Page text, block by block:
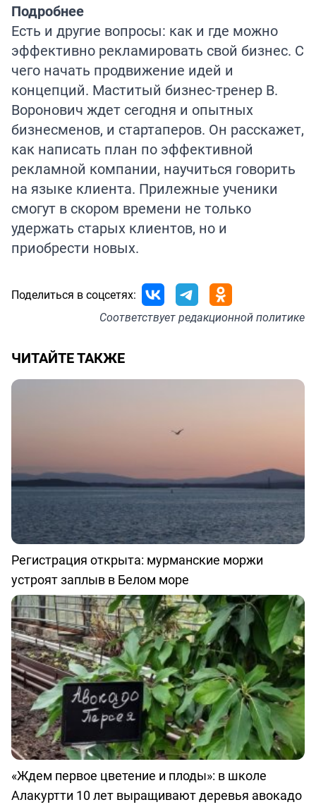
Подробнее
Есть и другие вопросы: как и где можно
эффективно рекламировать свой бизнес. С
чего начать продвижение идей и
концепций. Маститый бизнес-тренер В.
Воронович ждет сегодня и опытных
бизнесменов, и стартаперов. Он расскажет,
как написать план по эффективной
рекламной компании, научиться говорить
на языке клиента. Прилежные ученики
смогут в скором времени не только
удержать старых клиентов, но и
приобрести новых.
Поделиться в соцсетях:
Соответствуетредакционной политике
ЧИТАЙТЕ ТАКЖЕ
Регистрация открыта: мурманские моржи
устроят заплыв в Белом море
«Ждем первое цветение и плоды»: в школе
Алакуртти 10 лет выращивают деревья авокадо